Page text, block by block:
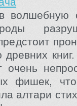
волшебную
очень
фишек,
алтари